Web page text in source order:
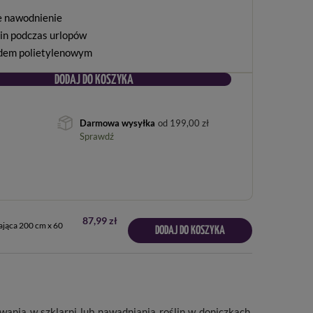
nawodnienie
podczas urlopów
polietylenowym
DODAJ DO KOSZYKA
Darmowa wysyłka od 199,00 zł
Sprawdź
200 cm x 60
87,99 zł
DODAJ DO KOSZYKA